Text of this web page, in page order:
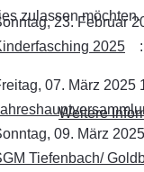
23. Februar
2025
07. März 2025
09. März
Tiefenbach/​
zulassen
Weitere